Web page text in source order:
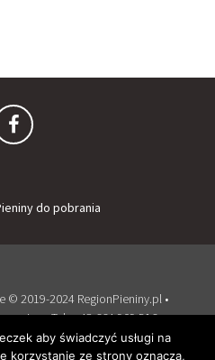
do pobrania
© 2019-2024 RegionPieniny.pl •
• Tel: + 48 664 909 516
Dodaj obiekt
aby świadczyć usługi na
korzystanie ze strony oznacza,